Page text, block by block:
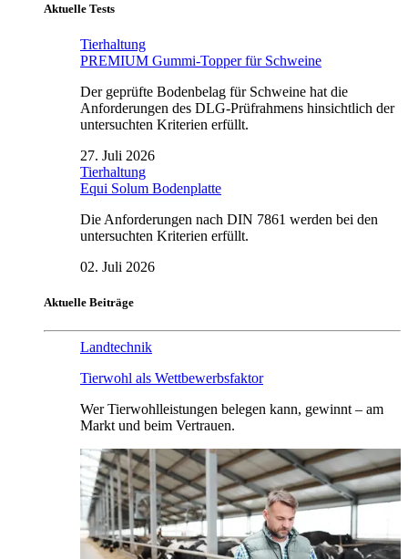
Aktuelle Tests
Tierhaltung
PREMIUM Gummi-Topper für Schweine
Der geprüfte Bodenbelag für Schweine hat die
Anforderungen des DLG-Prüfrahmens hinsichtlich der
untersuchten Kriterien erfüllt.
27. Juli 2026
Tierhaltung
Equi Solum Bodenplatte
Die Anforderungen nach DIN 7861 werden bei den
untersuchten Kriterien erfüllt.
02. Juli 2026
Aktuelle Beiträge
Landtechnik
Tierwohl als Wettbewerbsfaktor
Wer Tierwohlleistungen belegen kann, gewinnt – am
Markt und beim Vertrauen.